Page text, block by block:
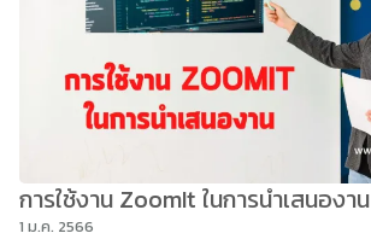
การใช้งาน ZoomIt ในการนำเสนองาน
1 ม.ค. 2566